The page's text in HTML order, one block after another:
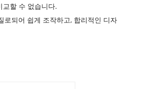
교할 수 없습니다.
로되어 쉽게 조작하고, 합리적인 디자